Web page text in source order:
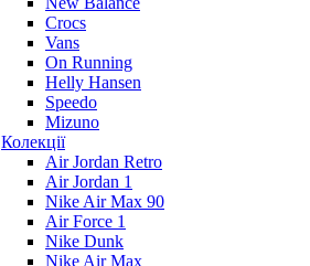
Crocs
Vans
On Running
Helly Hansen
Speedo
Mizuno
Колекції
Air Jordan Retro
Air Jordan 1
Nike Air Max 90
Air Force 1
Nike Dunk
Nike Air Max